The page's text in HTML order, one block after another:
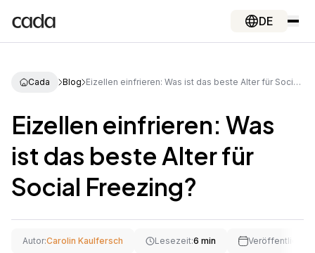
DE
Cada Blog Eizellen einfrieren: Was ist das beste Alter für Social Freezing?
Eizellen einfrieren: Was
ist das beste Alter für
Social Freezing?
Autor:Carolin Kaulfersch Lesezeit:6 min